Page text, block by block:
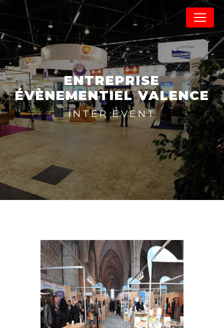
ENTREPRISE
ÉVÈNEMENTIEL VALENCE
INTER EVENT
Panneau de gestion des cookies